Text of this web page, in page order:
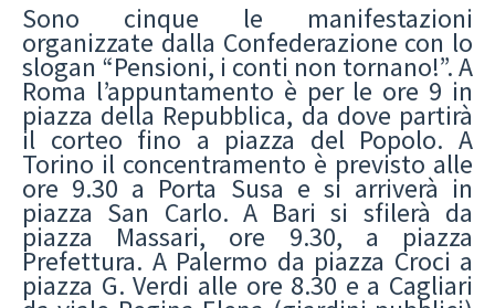
Sono cinque le manifestazioni
organizzate dalla Confederazione con lo
slogan “Pensioni, i conti non tornano!”. A
Roma l’appuntamento è per le ore 9 in
piazza della Repubblica, da dove partirà
il corteo fino a piazza del Popolo. A
Torino il concentramento è previsto alle
ore 9.30 a Porta Susa e si arriverà in
piazza San Carlo. A Bari si sfilerà da
piazza Massari, ore 9.30, a piazza
Prefettura. A Palermo da piazza Croci a
piazza G. Verdi alle ore 8.30 e a Cagliari